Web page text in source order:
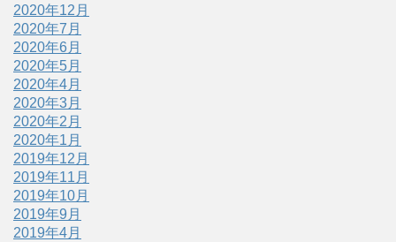
2020年12月
2020年7月
2020年6月
2020年5月
2020年4月
2020年3月
2020年2月
2020年1月
2019年12月
2019年11月
2019年10月
2019年9月
2019年4月